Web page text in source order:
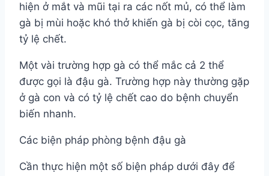
hiện ở mắt và mũi tại ra các nốt mủ, có thể làm
gà bị mùi hoặc khó thở khiến gà bị còi cọc, tăng
tỷ lệ chết.
Một vài trường hợp gà có thể mắc cả 2 thể
được gọi là đậu gà. Trường hợp này thường gặp
ở gà con và có tỷ lệ chết cao do bệnh chuyển
biến nhanh.
Các biện pháp phòng bệnh đậu gà
Cần thực hiện một số biện pháp dưới đây để